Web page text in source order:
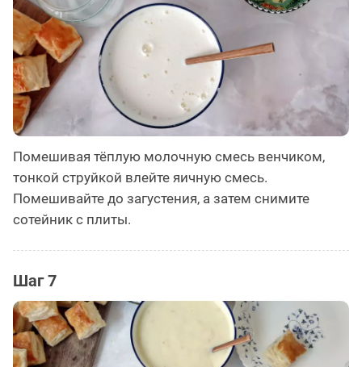
Помешивая тёплую молочную смесь венчиком,
тонкой струйкой влейте яичную смесь.
Помешивайте до загустения, а затем снимите
сотейник с плиты.
Шаг 7